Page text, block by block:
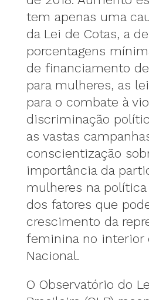
tem apenas uma
da Lei de Cotas, a
porcentagens
de financiamento
para mulheres, as
para o combate à
discriminação
as vastas
conscientização
importância da
mulheres na política
dos fatores que
crescimento da
feminina no interior
Nacional.
O Observatório do